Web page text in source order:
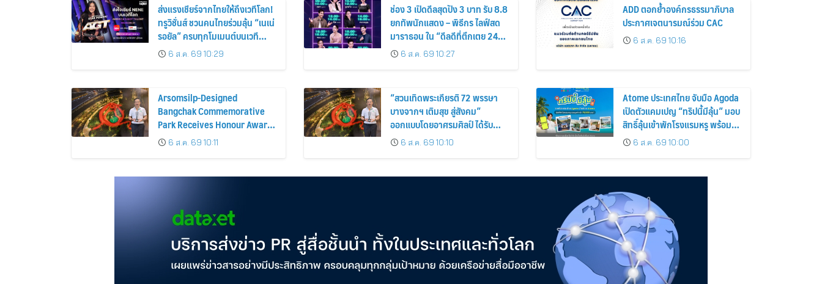
ส่งแรงเชียร์จากไทยให้ถึงเวทีโลก!
ทรูวิชั่นส์ ชวนคนไทยร่วมลุ้น “เนเน่
รอยัล” ครบทุกโมเมนต์บนเวที
AMERICA’S GOT TALENT
SEASON 21
6 ส.ค. 69 10:29
ช่อง 3 เปิดดีลสุดปัง 3 บาท รับ 8.8
ยกทัพนักแสดง – พิธีกร ไลฟ์สด
มาราธอน ใน “ดีลดีที่ตึกเตย 24
ชั่วโมง”
6 ส.ค. 69 10:27
ADD ตอกย้ำองค์กรธรรมาภิบาล
ประกาศเจตนารมณ์ร่วม CAC
6 ส.ค. 69 10:16
Arsomsilp-Designed
Bangchak Commemorative
Park Receives Honour Award
at MLAA 2026
6 ส.ค. 69 10:11
“สวนเทิดพระเกียรติ 72 พรรษา
บางจากฯ เติมสุข สู่สังคม”
ออกแบบโดยอาศรมศิลป์ ได้รับ
รางวัล Malaysia Landscape
Architecture Award 2026
6 ส.ค. 69 10:10
Atome ประเทศไทย จับมือ Agoda
เปิดตัวแคมเปญ “ทริปนี้มีลุ้น” มอบ
สิทธิ์ลุ้นเข้าพักโรงแรมหรู พร้อม
ผ่อน 0% ได้ 3 งวด
6 ส.ค. 69 10:00